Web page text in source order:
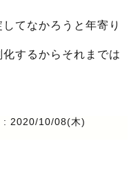
てなかろうと年寄り
するからそれまでは
: 2020/10/08(木)